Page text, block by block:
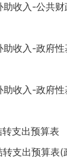
收入-公共
收入-政府
收入-政府
支出预算表
支出预算表(